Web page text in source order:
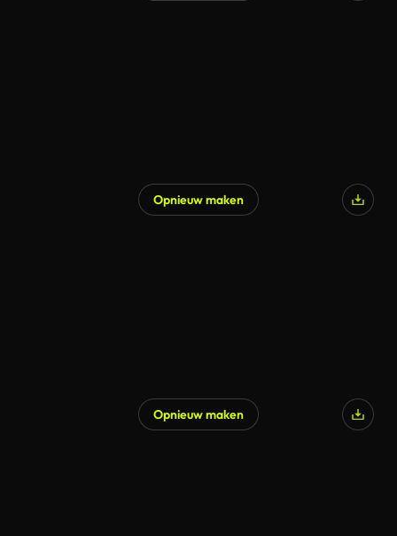
Opnieuw maken
Opnieuw maken